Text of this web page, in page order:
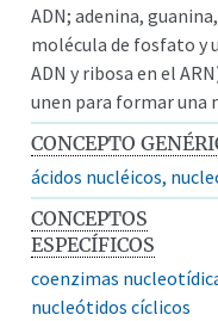
ADN; adenina,
molécula de fosfato y
ADN y ribosa en el
unen para formar una
CONCEPTO
ácidos nucléicos,
CONCEPTOS
ESPECÍFICOS
coenzimas
nucleótidos cíclicos